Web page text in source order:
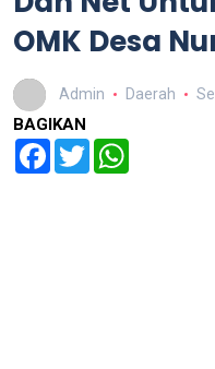
OMK Desa
Admin Daerah
BAGIKAN
Facebook
Twitter